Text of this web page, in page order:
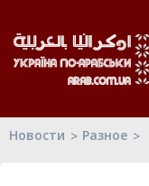
Новости Разное